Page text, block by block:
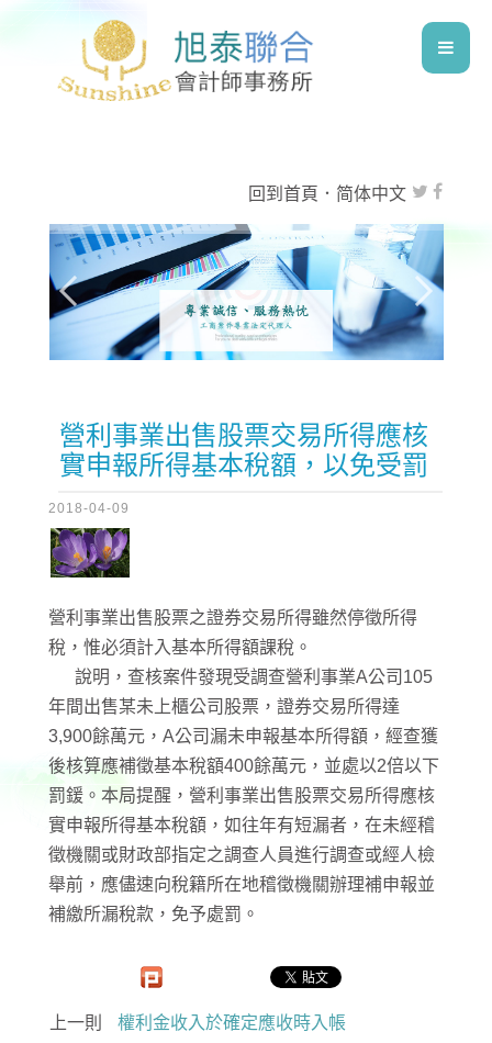
回到首頁 ． 简体中文
營利事業出售股票交易所得應核
實申報所得基本稅額，以免受罰
2018-04-09
營利事業出售股票之證券交易所得雖然停徵所得
稅，惟必須計入基本所得額課稅。
說明，查核案件發現受調查營利事業A公司105
年間出售某未上櫃公司股票，證券交易所得達
3,900餘萬元，A公司漏未申報基本所得額，經查獲
後核算應補徵基本稅額400餘萬元，並處以2倍以下
罰鍰。本局提醒，營利事業出售股票交易所得應核
實申報所得基本稅額，如往年有短漏者，在未經稽
徵機關或財政部指定之調查人員進行調查或經人檢
舉前，應儘速向稅籍所在地稽徵機關辦理補申報並
補繳所漏稅款，免予處罰。
上一則
權利金收入於確定應收時入帳